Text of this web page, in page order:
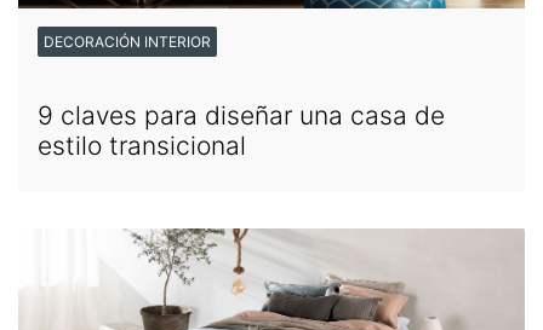
DECORACIÓN INTERIOR
9 claves para diseñar una casa de
estilo transicional